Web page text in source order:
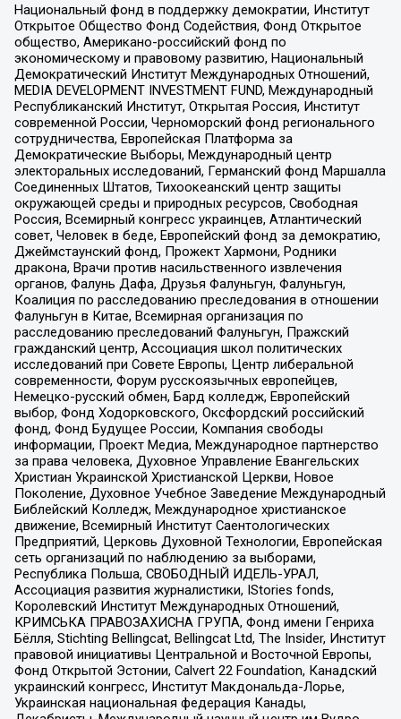
Национальный фонд в поддержку демократии, Институт
Открытое Общество Фонд Содействия, Фонд Открытое
общество, Американо-российский фонд по
экономическому и правовому развитию, Национальный
Демократический Институт Международных Отношений,
MEDIA DEVELOPMENT INVESTMENT FUND, Международный
Республиканский Институт, Открытая Россия, Институт
современной России, Черноморский фонд регионального
сотрудничества, Европейская Платформа за
Демократические Выборы, Международный центр
электоральных исследований, Германский фонд Маршалла
Соединенных Штатов, Тихоокеанский центр защиты
окружающей среды и природных ресурсов, Свободная
Россия, Всемирный конгресс украинцев, Атлантический
совет, Человек в беде, Европейский фонд за демократию,
Джеймстаунский фонд, Прожект Хармони, Родники
дракона, Врачи против насильственного извлечения
органов, Фалунь Дафа, Друзья Фалуньгун, Фалуньгун,
Коалиция по расследованию преследования в отношении
Фалуньгун в Китае, Всемирная организация по
расследованию преследований Фалуньгун, Пражский
гражданский центр, Ассоциация школ политических
исследований при Совете Европы, Центр либеральной
современности, Форум русскоязычных европейцев,
Немецко-русский обмен, Бард колледж, Европейский
выбор, Фонд Ходорковского, Оксфордский российский
фонд, Фонд Будущее России, Компания свободы
информации, Проект Медиа, Международное партнерство
за права человека, Духовное Управление Евангельских
Христиан Украинской Христианской Церкви, Новое
Поколение, Духовное Учебное Заведение Международный
Библейский Колледж, Международное христианское
движение, Всемирный Институт Саентологических
Предприятий, Церковь Духовной Технологии, Европейская
сеть организаций по наблюдению за выборами,
Республика Польша, СВОБОДНЫЙ ИДЕЛЬ-УРАЛ,
Ассоциация развития журналистики, IStories fonds,
Королевский Институт Международных Отношений,
КРИМСЬКА ПРАВОЗАХИСНА ГРУПА, Фонд имени Генриха
Бёлля, Stichting Bellingcat, Bellingcat Ltd, The Insider, Институт
правовой инициативы Центральной и Восточной Европы,
Фонд Открытой Эстонии, Calvert 22 Foundation, Канадский
украинский конгресс, Институт Макдональда-Лорье,
Украинская национальная федерация Канады,